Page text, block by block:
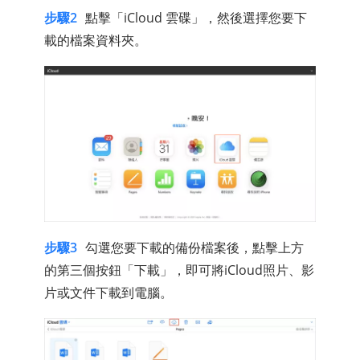
步驟2 點擊「iCloud 雲碟」，然後選擇您要下
載的檔案資料夾。
步驟3 勾選您要下載的備份檔案後，點擊上方
的第三個按鈕「下載」，即可將iCloud照片、影
片或文件下載到電腦。